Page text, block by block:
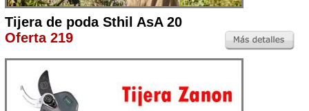
Tijera de poda Sthil AsA 20
Oferta 219